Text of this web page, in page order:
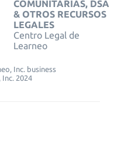
COMUNITARIAS, DSA
& OTROS RECURSOS
LEGALES
Centro Legal de
Learneo
Inc. business
2024